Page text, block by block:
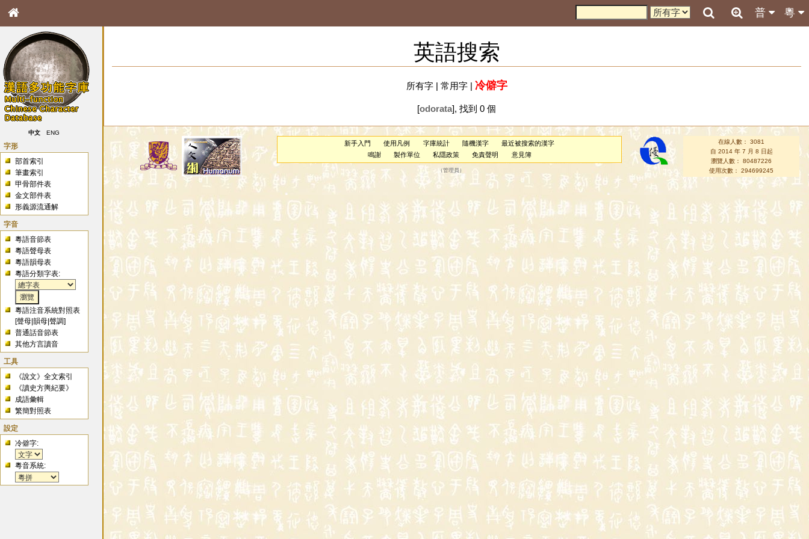
粵
普
中文 ENG
字形
部首索引
筆畫索引
甲骨部件表
金文部件表
形義源流通解
字音
粵語音節表
粵語聲母表
粵語韻母表
粵語分類字表:
粵語注音系統對照表
[聲母 |韻母 |聲調]
普通話音節表
其他方言讀音
工具
《說文》全文索引
《讀史方輿紀要》
成語彙輯
繁簡對照表
設定
冷僻字:
粵音系統:
英語搜索
所有字| 常用字| 冷僻字
[odorata], 找到 0 個
新手入門 使用凡例 字庫統計 隨機漢字
最近被搜索的漢字
鳴謝
製作單位 私隱政策 免責聲明 意見簿
（管理員 ）
在線人數： 3081
自 2014 年 7 月 8 日起
瀏覽人數： 80487226
使用次數： 294699245